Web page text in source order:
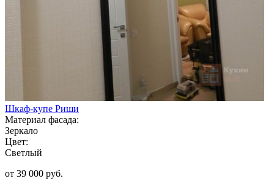
Шкаф-купе Риши
Материал фасада:
Зеркало
Цвет:
Светлый
от 39 000 руб.